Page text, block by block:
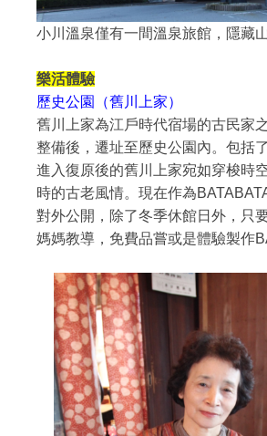
小川溫泉僅有一間溫泉旅館，隱藏
樂活體驗
歷史公園（舊川上家）
舊川上家為江戶時代宿場的古民家
整備後，遷址至歷史公園內。包括
進入復原後的舊川上家宛如穿梭時
時的古老風情。現在作為
對外公開，除了冬季休館日外，只
媽媽教導，免費品嘗或是體驗製作